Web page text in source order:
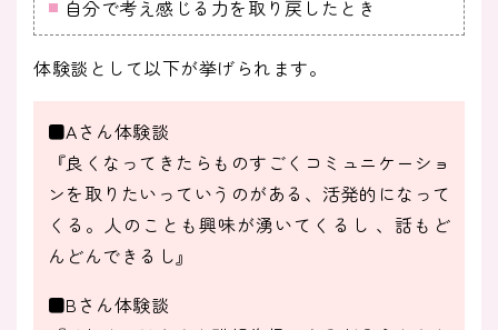
自分で考え感じる力を取り戻したとき
体験談として以下が挙げられます。
■Aさん体験談
『良くなってきたらものすごくコミュニケーショ
ンを取りたいっていうのがある、活発的になって
くる。人のことも興味が湧いてくるし 、話もど
んどんできるし』
■Bさん体験談